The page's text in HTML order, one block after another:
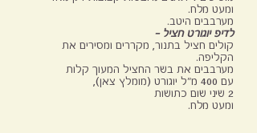
ומעט מלח.
מערבבים היטב.
לדיפ יוגורט חציל –
קולים חציל בתנור, מקררים ומסירים את
הקליפה.
מערבבים את בשר החציל המעוך קלות
עם 400 מ"ל יוגורט (מומלץ צאן),
2 שיני שום כתושות
ומעט מלח.